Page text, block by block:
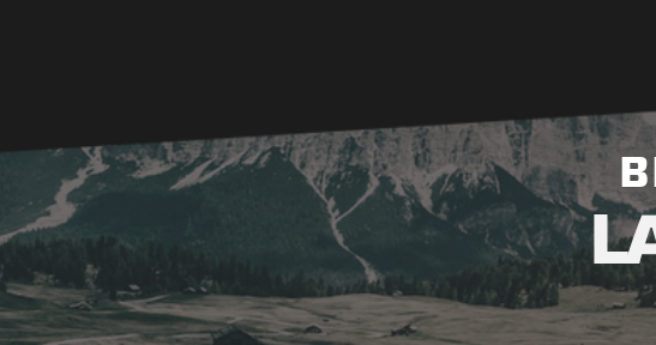
UM EIN HELD DES
DOLOMITES ZU WERDEN
KONTAKTIERE
UNS!